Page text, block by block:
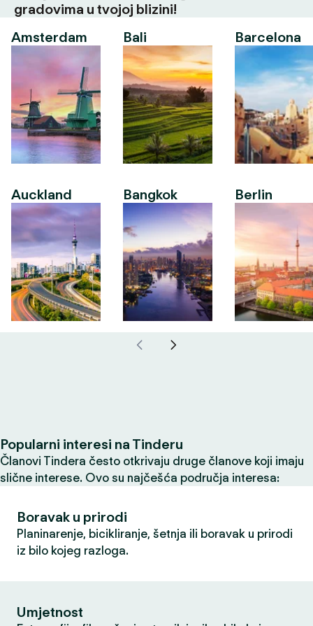
gradovima u tvojoj blizini!
Amsterdam
Auckland
Bali
Bangkok
Barcelona
Berlin
Popularni interesi na Tinderu
Članovi Tindera često otkrivaju druge članove koji imaju
slične interese. Ovo su najčešća područja interesa:
Boravak u prirodi
Planinarenje, bicikliranje, šetnja ili boravak u prirodi
iz bilo kojeg razloga.
Umjetnost